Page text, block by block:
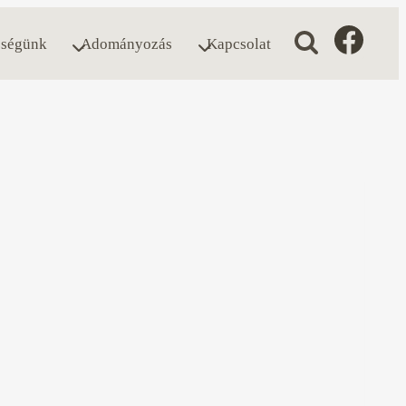
Adományozás Kapcsolat